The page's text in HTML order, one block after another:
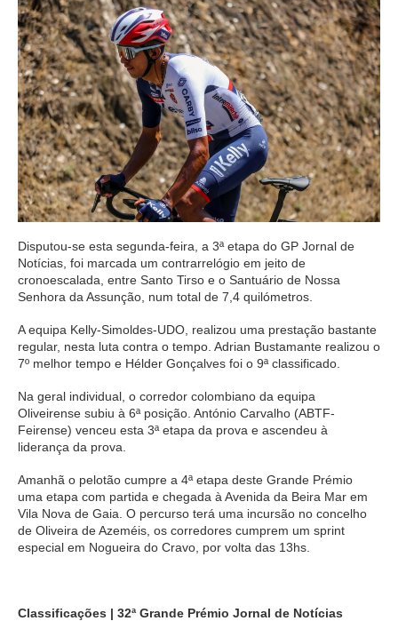
Disputou-se esta segunda-feira, a 3ª etapa do GP Jornal de
Notícias, foi marcada um contrarrelógio em jeito de
cronoescalada, entre Santo Tirso e o Santuário de Nossa
Senhora da Assunção, num total de 7,4 quilómetros.
A equipa Kelly-Simoldes-UDO, realizou uma prestação bastante
regular, nesta luta contra o tempo. Adrian Bustamante realizou o
7º melhor tempo e Hélder Gonçalves foi o 9ª classificado.
Na geral individual, o corredor colombiano da equipa
Oliveirense subiu à 6ª posição. António Carvalho (ABTF-
Feirense) venceu esta 3ª etapa da prova e ascendeu à
liderança da prova.
Amanhã o pelotão cumpre a 4ª etapa deste Grande Prémio
uma etapa com partida e chegada à Avenida da Beira Mar em
Vila Nova de Gaia. O percurso terá uma incursão no concelho
de Oliveira de Azeméis, os corredores cumprem um sprint
especial em Nogueira do Cravo, por volta das 13hs.
Classificações | 32ª Grande Prémio Jornal de Notícias